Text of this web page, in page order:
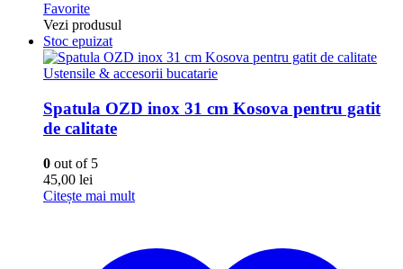
Favorite
Vezi produsul
Stoc epuizat
Ustensile & accesorii bucatarie
Spatula OZD inox 31 cm Kosova pentru gatit
de calitate
0 out of 5
45,00 lei
Citește mai mult